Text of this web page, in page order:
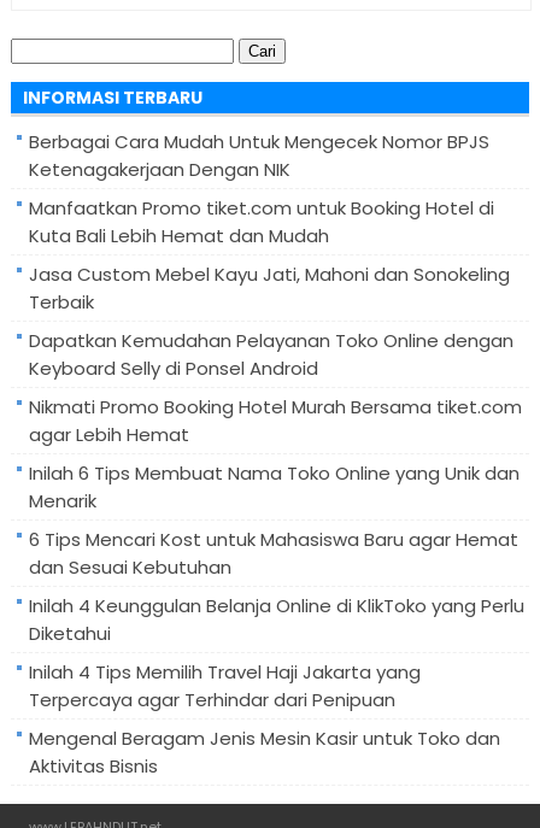
untuk:
INFORMASI TERBARU
Berbagai Cara Mudah Untuk Mengecek Nomor BPJS
Ketenagakerjaan Dengan NIK
Manfaatkan Promo tiket.com untuk Booking Hotel di
Kuta Bali Lebih Hemat dan Mudah
Jasa Custom Mebel Kayu Jati, Mahoni dan Sonokeling
Terbaik
Dapatkan Kemudahan Pelayanan Toko Online dengan
Keyboard Selly di Ponsel Android
Nikmati Promo Booking Hotel Murah Bersama tiket.com
agar Lebih Hemat
Inilah 6 Tips Membuat Nama Toko Online yang Unik dan
Menarik
6 Tips Mencari Kost untuk Mahasiswa Baru agar Hemat
dan Sesuai Kebutuhan
Inilah 4 Keunggulan Belanja Online di KlikToko yang Perlu
Diketahui
Inilah 4 Tips Memilih Travel Haji Jakarta yang
Terpercaya agar Terhindar dari Penipuan
Mengenal Beragam Jenis Mesin Kasir untuk Toko dan
Aktivitas Bisnis